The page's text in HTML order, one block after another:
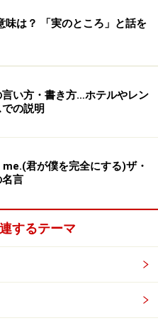
は？ 「実のところ」と話を
い方・書き方…ホテルやレン
の説明
君が僕を完全にする)ザ・
言
するテーマ